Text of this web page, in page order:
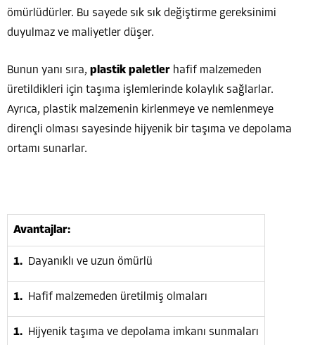
ömürlüdürler. Bu sayede sık sık değiştirme gereksinimi
duyulmaz ve maliyetler düşer.
Bunun yanı sıra, plastik paletler hafif malzemeden
üretildikleri için taşıma işlemlerinde kolaylık sağlarlar.
Ayrıca, plastik malzemenin kirlenmeye ve nemlenmeye
dirençli olması sayesinde hijyenik bir taşıma ve depolama
ortamı sunarlar.
Avantajlar:
Dayanıklı ve uzun ömürlü
Hafif malzemeden üretilmiş olmaları
Hijyenik taşıma ve depolama imkanı sunmaları